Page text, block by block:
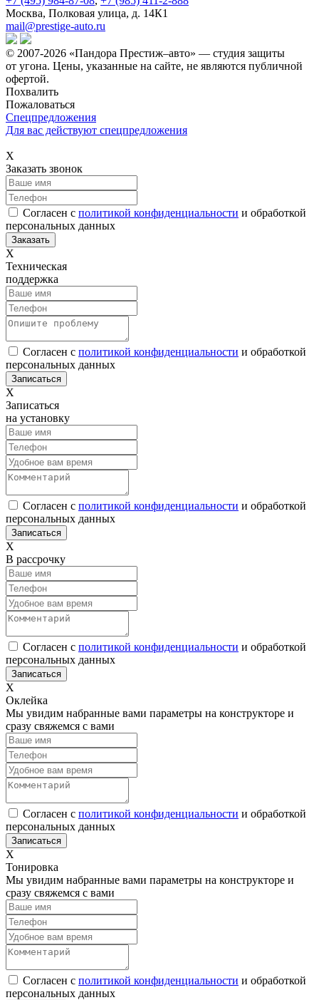
Москва, Полковая улица, д. 14К1
mail@prestige-auto.ru
© 2007-2026 «Пандора Престиж–авто» — студия защиты
от угона. Цены, указанные на сайте, не являются публичной
офертой.
Похвалить
Пожаловаться
Спецпредложения
Для вас действуют спецпредложения
Х
Заказать звонок
Согласен с политикой конфиденциальности и обработкой
персональных данных
Х
Техническая
поддержка
Согласен с политикой конфиденциальности и обработкой
персональных данных
Х
Записаться
на установку
Согласен с политикой конфиденциальности и обработкой
персональных данных
Х
В рассрочку
Согласен с политикой конфиденциальности и обработкой
персональных данных
Х
Оклейка
Мы увидим набранные вами параметры на конструкторе и
сразу свяжемся с вами
Согласен с политикой конфиденциальности и обработкой
персональных данных
Х
Тонировка
Мы увидим набранные вами параметры на конструкторе и
сразу свяжемся с вами
Согласен с политикой конфиденциальности и обработкой
персональных данных